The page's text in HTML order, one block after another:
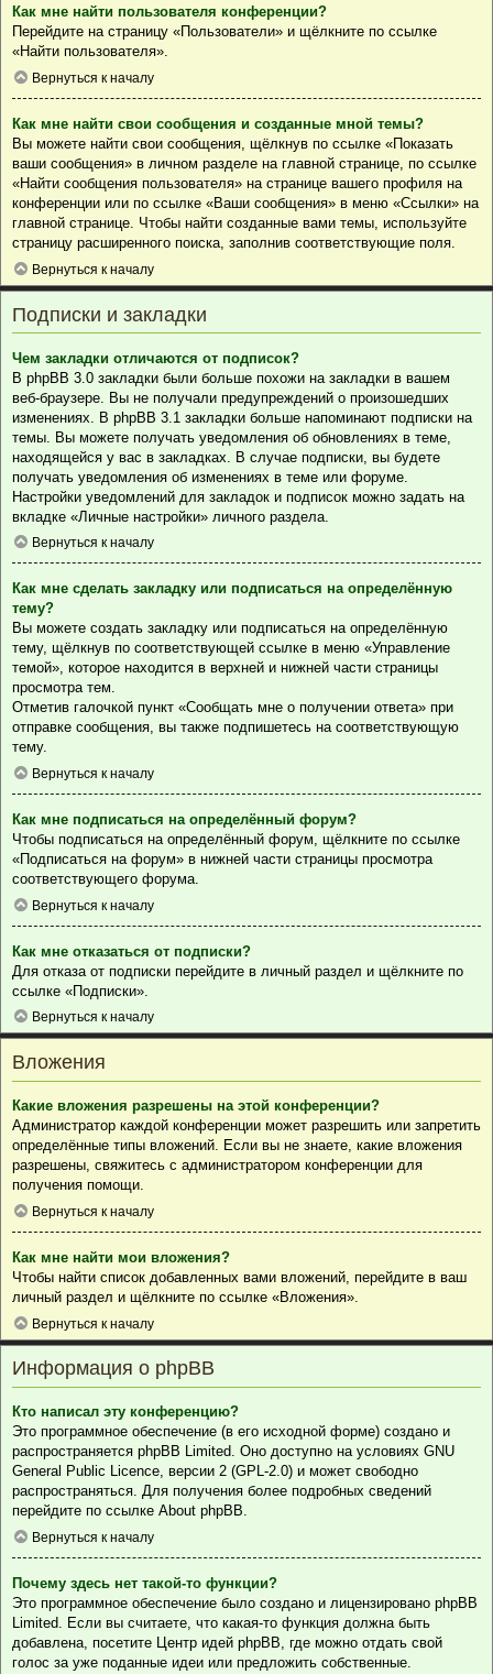
Как мне найти пользователя конференции?
Перейдите на страницу «Пользователи» и щёлкните по ссылке
«Найти пользователя».
Вернуться к началу
Как мне найти свои сообщения и созданные мной темы?
Вы можете найти свои сообщения, щёлкнув по ссылке «Показать
ваши сообщения» в личном разделе на главной странице, по ссылке
«Найти сообщения пользователя» на странице вашего профиля на
конференции или по ссылке «Ваши сообщения» в меню «Ссылки» на
главной странице. Чтобы найти созданные вами темы, используйте
страницу расширенного поиска, заполнив соответствующие поля.
Вернуться к началу
Подписки и закладки
Чем закладки отличаются от подписок?
В phpBB 3.0 закладки были больше похожи на закладки в вашем
веб-браузере. Вы не получали предупреждений о произошедших
изменениях. В phpBB 3.1 закладки больше напоминают подписки на
темы. Вы можете получать уведомления об обновлениях в теме,
находящейся у вас в закладках. В случае подписки, вы будете
получать уведомления об изменениях в теме или форуме.
Настройки уведомлений для закладок и подписок можно задать на
вкладке «Личные настройки» личного раздела.
Вернуться к началу
Как мне сделать закладку или подписаться на определённую
тему?
Вы можете создать закладку или подписаться на определённую
тему, щёлкнув по соответствующей ссылке в меню «Управление
темой», которое находится в верхней и нижней части страницы
просмотра тем.
Отметив галочкой пункт «Сообщать мне о получении ответа» при
отправке сообщения, вы также подпишетесь на соответствующую
тему.
Вернуться к началу
Как мне подписаться на определённый форум?
Чтобы подписаться на определённый форум, щёлкните по ссылке
«Подписаться на форум» в нижней части страницы просмотра
соответствующего форума.
Вернуться к началу
Как мне отказаться от подписки?
Для отказа от подписки перейдите в личный раздел и щёлкните по
ссылке «Подписки».
Вернуться к началу
Вложения
Какие вложения разрешены на этой конференции?
Администратор каждой конференции может разрешить или запретить
определённые типы вложений. Если вы не знаете, какие вложения
разрешены, свяжитесь с администратором конференции для
получения помощи.
Вернуться к началу
Как мне найти мои вложения?
Чтобы найти список добавленных вами вложений, перейдите в ваш
личный раздел и щёлкните по ссылке «Вложения».
Вернуться к началу
Информация о phpBB
Кто написал эту конференцию?
Это программное обеспечение (в его исходной форме) создано и
распространяется phpBB Limited. Оно доступно на условиях GNU
General Public Licence, версии 2 (GPL-2.0) и может свободно
распространяться. Для получения более подробных сведений
перейдите по ссылке About phpBB.
Вернуться к началу
Почему здесь нет такой-то функции?
Это программное обеспечение было создано и лицензировано phpBB
Limited. Если вы считаете, что какая-то функция должна быть
добавлена, посетите Центр идей phpBB, где можно отдать свой
голос за уже поданные идеи или предложить собственные.